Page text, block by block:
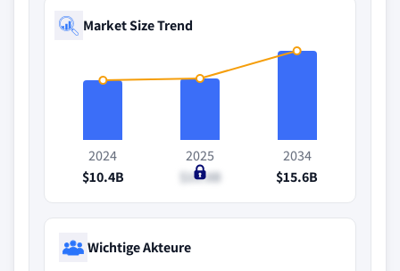
Market Size Trend
2024
$10.4B
2025
$10.8B
2034
$15.6B
Wichtige Akteure